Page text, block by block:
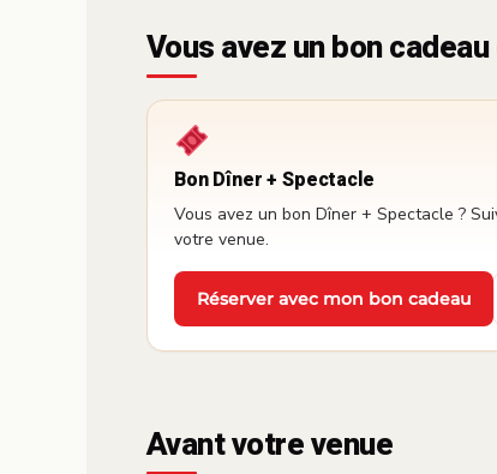
Vous avez un bon
Bon Dîner + Spectacle
Vous avez un bon Dîner + Spectacle ?
votre venue.
Réserver avec mon bon cadeau
·
Avant votre venue